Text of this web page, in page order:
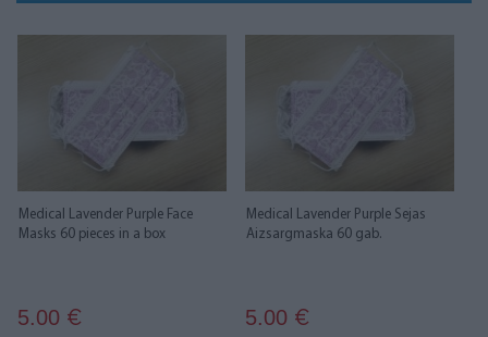
Medical Lavender Purple Face
Masks 60 pieces in a box
5.00 €
Medical Lavender Purple Sejas
Aizsargmaska 60 gab.
5.00 €